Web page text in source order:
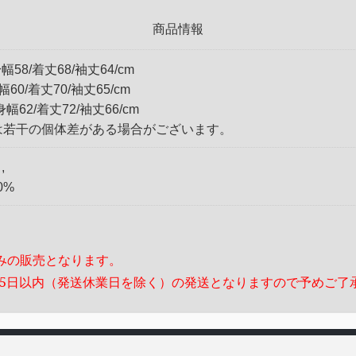
商品情報
58/着丈68/袖丈64/cm
60/着丈70/袖丈65/cm
幅62/着丈72/袖丈66/cm
干の個体差がある場合がございます。
販売となります。
以内（発送休業日を除く）の発送となりますので予めご了